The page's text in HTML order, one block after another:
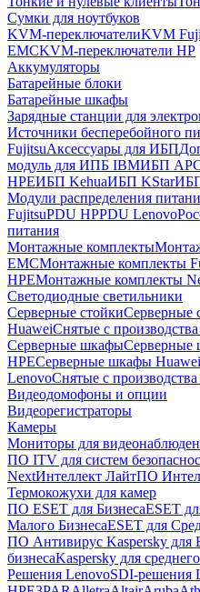
Сумки для ноутбуков
KVM-переключателиKVM
EMCKVM-переключатели HP
Аккумуляторы
Батарейные блоки
Батарейные шкафы
Зарядные станции для
Источники бесперебойного
FujitsuАксессуары для ИБП
модуль для ИПБ IBMИБП APC
HPEИБП KehuaИБП KStar
Модули распределения
FujitsuPDU HPPDU Lenovo
питания
Монтажные комплекты
EMCМонтажные комплекты
HPEМонтажные комплекты
Светодиодные светильники
Серверные стойкиСерверные
HuaweiСнятые с
Серверные шкафыСерверные
HPEСерверные шкафы Huawei
LenovoСнятые с
Видеодомофоны и опции
Видеорегистраторы
Камеры
Мониторы для
ПО ITV для систем
NextИнтеллект ЛайтПО
Термокожухи для камер
ПО ESET для БизнесаESET
Малого БизнесаESET для
ПО Антивирус Kaspersky для
бизнесаKaspersky для
Решения LenovoSDI-решения